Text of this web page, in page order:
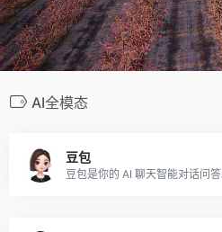
AI全模态
豆包